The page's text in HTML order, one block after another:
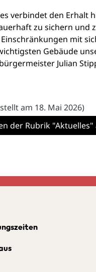
verbindet den Erhalt
zu sichern
mit
Gebäude
Julian
am 18. Mai 2026)
der Rubrik "Aktuelles"